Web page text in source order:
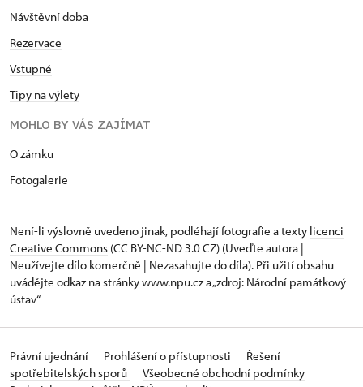
Návštěvní doba
Rezervace
Vstupné
Tipy na výlety
MOHLO BY VÁS ZAJÍMAT
O zámku
Fotogalerie
Není-li výslovně uvedeno jinak, podléhají fotografie a texty licenci
Creative Commons (CC BY-NC-ND 3.0 CZ) (Uveďte autora |
Neužívejte dílo komerčně | Nezasahujte do díla). Při užití obsahu
uvádějte odkaz na stránky www.npu.cz a „zdroj: Národní památkový
ústav“
Právní ujednání Prohlášení o přístupnosti
Řešení
spotřebitelských sporů
Všeobecné obchodní podmínky